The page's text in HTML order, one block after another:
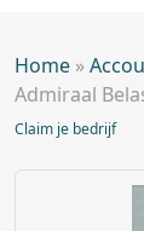
Home »
Admiraal
Claim je bedrijf